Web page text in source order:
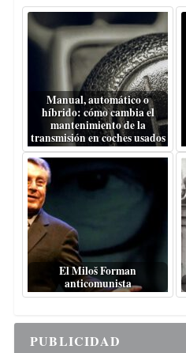
Manual, automático o
híbrido: cómo cambia el
mantenimiento de la
transmisión en coches usados
El Miloš Forman
anticomunista
PUBLICIDAD